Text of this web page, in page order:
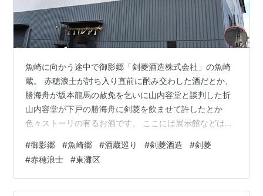
魚崎に向かう途中で御影郷「剣菱酒造株式会社」の魚崎
蔵。 赤穂浪士が討ち入り直前に酌み交わした酒だとか、
勝海舟が坂本龍馬の赦免を乞いに山内容堂と談判した折
山内容堂が下戸の勝海舟に剣菱を飲ませて許したとか
色々ストーリの有るお酒です。 ここには展示館などは有
震災で被害を受けて建物はすっかり新しく成ってます
ね。 1月27日ですが蔵の入り口には注連縄が掛ってま
す。 ランキング参加中神戸市から姫路市
#御影郷 #魚崎郷 #酒蔵巡り #剣菱酒造 #剣菱
#赤穂浪士 #東灘区